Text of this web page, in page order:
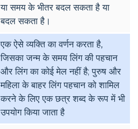
या समय के भीतर बदल सकता है या
बदल सकता है।
एक ऐसे व्यक्ति का वर्णन करता है,
जिसका जन्म के समय लिंग की पहचान
और लिंग का कोई मेल नहीं है; पुरुष और
महिला के बाहर लिंग पहचान को शामिल
करने के लिए एक छत्र शब्द के रूप में भी
उपयोग किया जाता है